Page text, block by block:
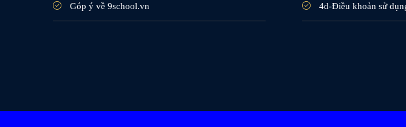
Góp ý về 9school.vn 4d-Điều khoản sử